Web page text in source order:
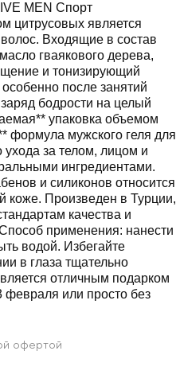
MEN Спорт
цитрусовых является
Входящие в состав
гваякового дерева,
и тонизирующий
после занятий
бодрости на целый
упаковка объемом
формула мужского геля для
за телом, лицом и
ингредиентами.
и силиконов относится
коже. Произведен в Турции,
качества и
применения: нанести
водой. Избегайте
в глаза тщательно
отличным подарком
февраля или просто без
офертой